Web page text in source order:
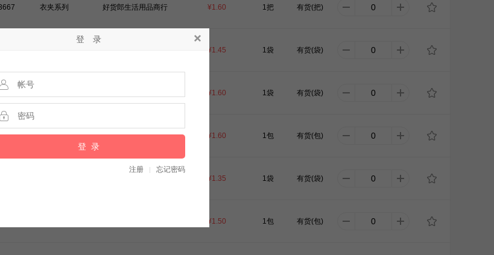
登 录
衣夹系列 好货郎生活用品商行 ¥1.60 1把 有货(把)
¥1.45 1袋 有货(袋)
¥1.60 1袋 有货(袋)
筷子夹子 好货郎生活用品商行 ¥1.60 1包 有货(包)
¥1.35 1袋 有货(袋)
¥1.50 1包 有货(包)